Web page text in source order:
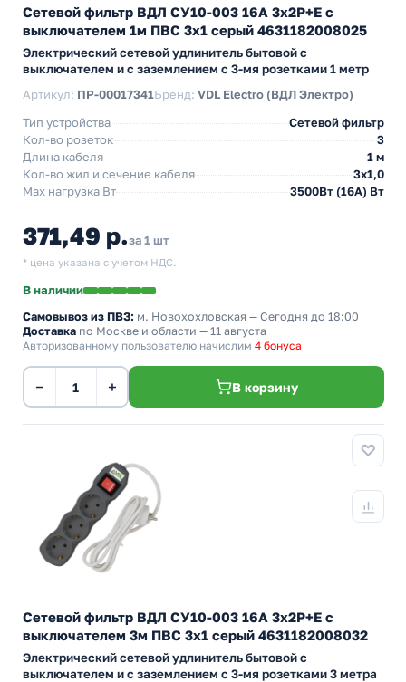
Сетевой фильтр ВДЛ СУ10-003 16А 3х2P+E с
выключателем 1м ПВС 3х1 серый 4631182008025
Электрический сетевой удлинитель бытовой с
выключателем и с заземлением с 3-мя розетками 1 метр
Артикул: ПР-00017341Бренд: VDL Electro (ВДЛ Электро)
Тип устройства
Сетевой фильтр
Кол-во розеток
3
Длина кабеля
1 м
Кол-во жил и сечение кабеля
3х1,0
Max нагрузка Вт
3500Вт (16А) Вт
371,49 р.за 1 шт
* цена указана с учетом НДС.
В наличии
Самовывоз из ПВЗ: м. Новохохловская — Сегодня до 18:00
Доставка по Москве и области — 11 августа
Авторизованному пользователю начислим 4 бонуса
− + В корзину
Сетевой фильтр ВДЛ СУ10-003 16А 3х2P+E с
выключателем 3м ПВС 3х1 серый 4631182008032
Электрический сетевой удлинитель бытовой с
выключателем и с заземлением с 3-мя розетками 3 метра